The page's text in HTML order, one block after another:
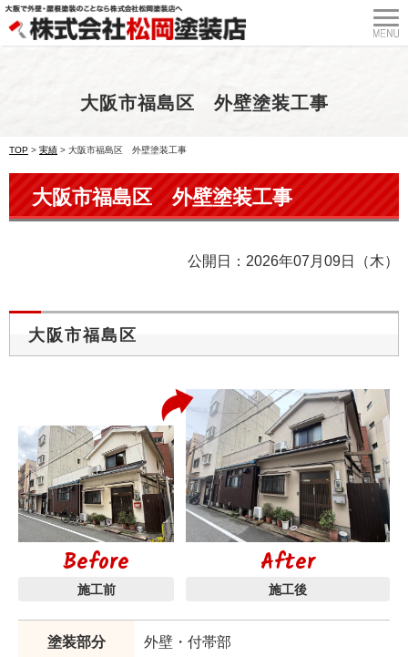
大阪市福島区 外壁塗装工事
TOP > 実績 > 大阪市福島区 外壁塗装工事
大阪市福島区 外壁塗装工事
公開日：2026年07月09日（木）
大阪市福島区
Before
施工前
After
施工後
塗装部分 外壁・付帯部